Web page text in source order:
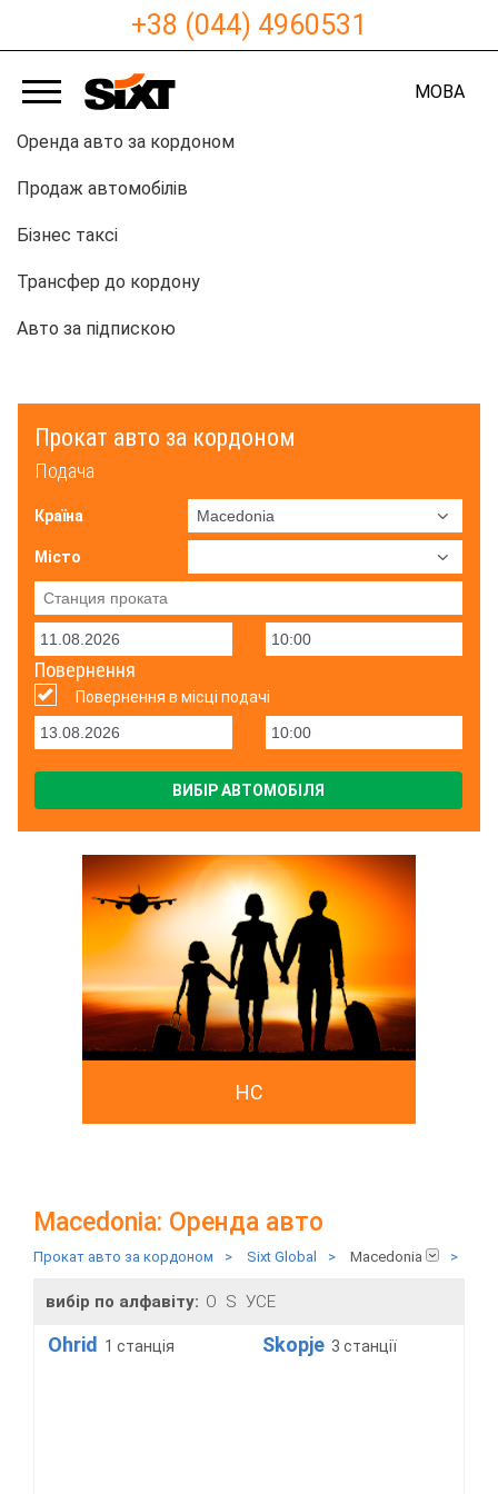
+38 (044) 4960531
МОВА
Оренда авто за кордоном
Продаж автомобілів
Бізнес таксі
Трансфер до кордону
Авто за підпискою
Прокат авто за кордоном
Подача
Країна
Місто
Повернення
Повернення в місці подачі
ВИБІР АВТОМОБІЛЯ
HC
Macedonia: Оренда авто
Прокат авто за кордоном > Sixt Global > Macedonia >
вибір по алфавіту: O S УСЕ
Ohrid 1 станція Skopje 3 станції